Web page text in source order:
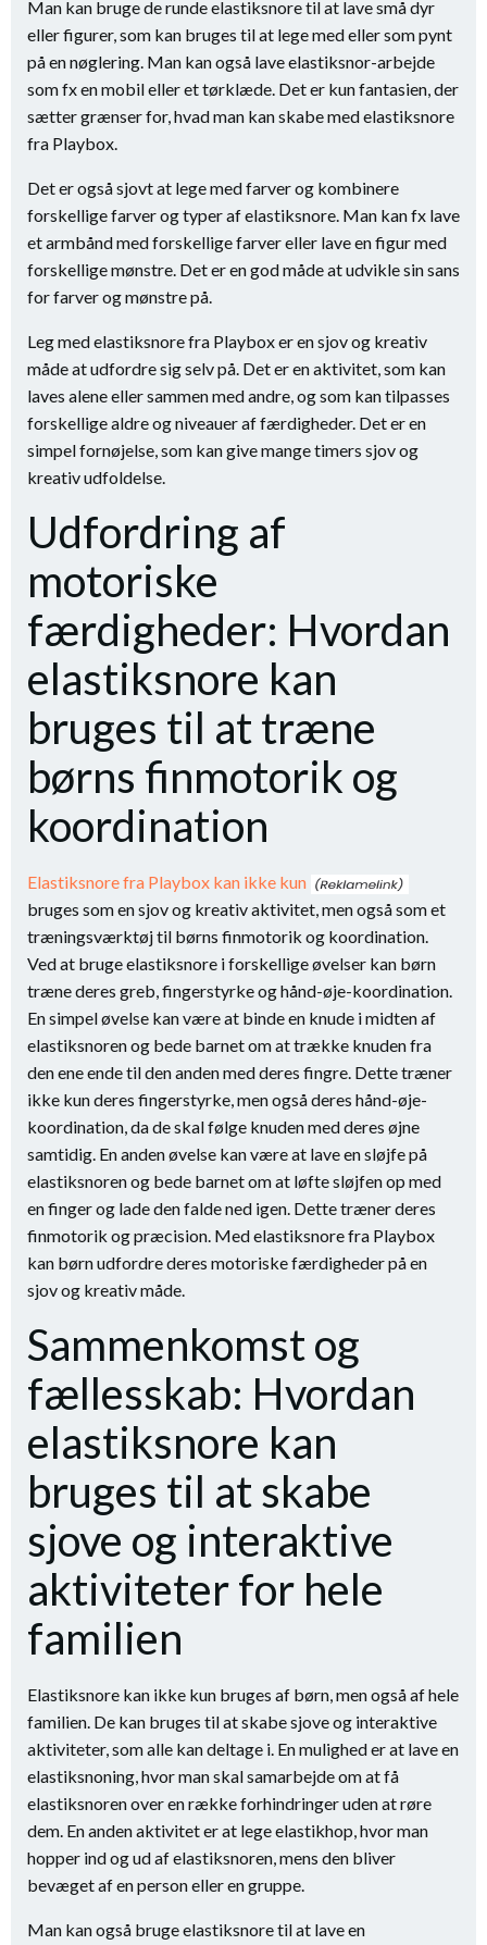
Man kan bruge de runde elastiksnore til at lave små dyr
eller figurer, som kan bruges til at lege med eller som pynt
på en nøglering. Man kan også lave elastiksnor-arbejde
som fx en mobil eller et tørklæde. Det er kun fantasien, der
sætter grænser for, hvad man kan skabe med elastiksnore
fra Playbox.
Det er også sjovt at lege med farver og kombinere
forskellige farver og typer af elastiksnore. Man kan fx lave
et armbånd med forskellige farver eller lave en figur med
forskellige mønstre. Det er en god måde at udvikle sin sans
for farver og mønstre på.
Leg med elastiksnore fra Playbox er en sjov og kreativ
måde at udfordre sig selv på. Det er en aktivitet, som kan
laves alene eller sammen med andre, og som kan tilpasses
forskellige aldre og niveauer af færdigheder. Det er en
simpel fornøjelse, som kan give mange timers sjov og
kreativ udfoldelse.
Udfordring af
motoriske
færdigheder: Hvordan
elastiksnore kan
bruges til at træne
børns finmotorik og
koordination
Elastiksnore fra Playbox kan ikke kun
bruges som en sjov og kreativ aktivitet, men også som et
træningsværktøj til børns finmotorik og koordination.
Ved at bruge elastiksnore i forskellige øvelser kan børn
træne deres greb, fingerstyrke og hånd-øje-koordination.
En simpel øvelse kan være at binde en knude i midten af
elastiksnoren og bede barnet om at trække knuden fra
den ene ende til den anden med deres fingre. Dette træner
ikke kun deres fingerstyrke, men også deres hånd-øje-
koordination, da de skal følge knuden med deres øjne
samtidig. En anden øvelse kan være at lave en sløjfe på
elastiksnoren og bede barnet om at løfte sløjfen op med
en finger og lade den falde ned igen. Dette træner deres
finmotorik og præcision. Med elastiksnore fra Playbox
kan børn udfordre deres motoriske færdigheder på en
sjov og kreativ måde.
Sammenkomst og
fællesskab: Hvordan
elastiksnore kan
bruges til at skabe
sjove og interaktive
aktiviteter for hele
familien
Elastiksnore kan ikke kun bruges af børn, men også af hele
familien. De kan bruges til at skabe sjove og interaktive
aktiviteter, som alle kan deltage i. En mulighed er at lave en
elastiksnoning, hvor man skal samarbejde om at få
elastiksnoren over en række forhindringer uden at røre
dem. En anden aktivitet er at lege elastikhop, hvor man
hopper ind og ud af elastiksnoren, mens den bliver
bevæget af en person eller en gruppe.
Man kan også bruge elastiksnore til at lave en